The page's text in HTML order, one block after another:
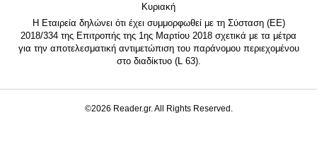
Κυριακή
Η Εταιρεία δηλώνει ότι έχει συμμορφωθεί με τη Σύσταση (ΕΕ)
2018/334 της Επιτροπής της 1ης Μαρτίου 2018 σχετικά με τα μέτρα
για την αποτελεσματική αντιμετώπιση του παράνομου περιεχομένου
στο διαδίκτυο (L 63).
©2026 Reader.gr. All Rights Reserved.